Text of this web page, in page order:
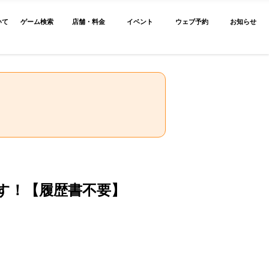
て ゲーム検索 店舗・料金 イベント ウェブ予約 お知らせ
【履歴書不要】